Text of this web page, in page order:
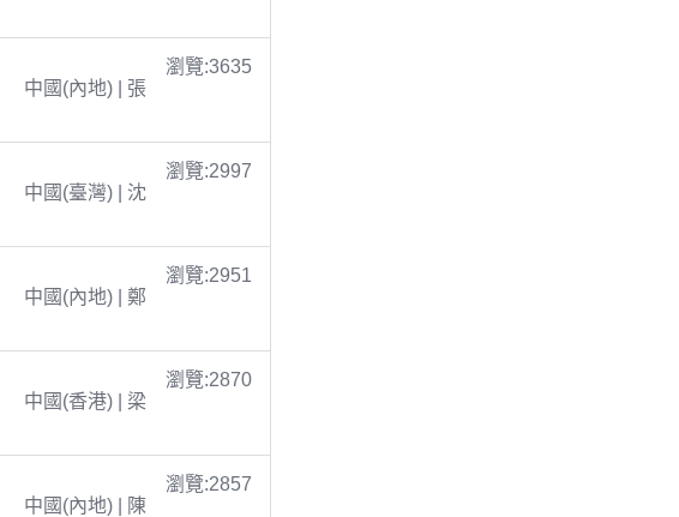
瀏覽:3635
中國(內地) | 張
瀏覽:2997
中國(臺灣) | 沈
瀏覽:2951
中國(內地) | 鄭
瀏覽:2870
中國(香港) | 梁
瀏覽:2857
中國(內地) | 陳